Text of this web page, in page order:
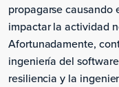
propagarse causando
impactar la actividad
Afortunadamente,
ingeniería del
resiliencia y la